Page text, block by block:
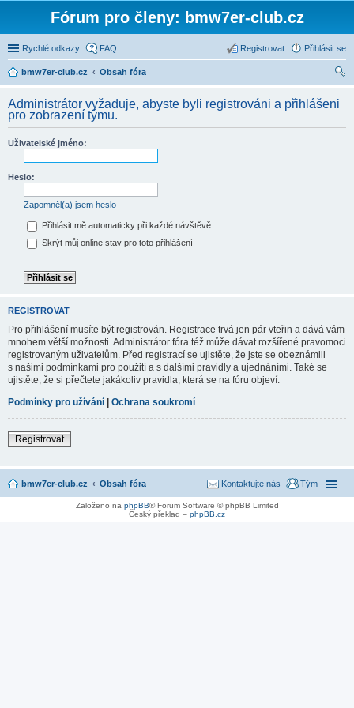
Fórum pro členy: bmw7er-club.cz
Rychlé odkazy FAQ Přihlásit se
Registrovat
bmw7er-club.cz
Obsah fóra
Administrátor vyžaduje, abyste byli registrováni a přihlášeni
pro zobrazení týmu.
Uživatelské jméno:
Heslo:
Zapomněl(a) jsem heslo
Přihlásit mě automaticky při každé návštěvě
Skrýt můj online stav pro toto přihlášení
REGISTROVAT
Pro přihlášení musíte být registrován. Registrace trvá jen pár vteřin a dává vám
mnohem větší možnosti. Administrátor fóra též může dávat rozšířené pravomoci
registrovaným uživatelům. Před registrací se ujistěte, že jste se obeznámili
s našimi podmínkami pro použití a s dalšími pravidly a ujednáními. Také se
ujistěte, že si přečtete jakákoliv pravidla, která se na fóru objeví.
Podmínky pro užívání | Ochrana soukromí
Registrovat
bmw7er-club.cz Obsah fóra Tým
Kontaktujte nás
Založeno na phpBB® Forum Software © phpBB Limited
Český překlad – phpBB.cz